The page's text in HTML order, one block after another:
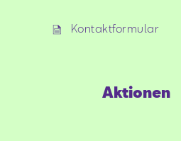
Kontaktformular
Aktionen